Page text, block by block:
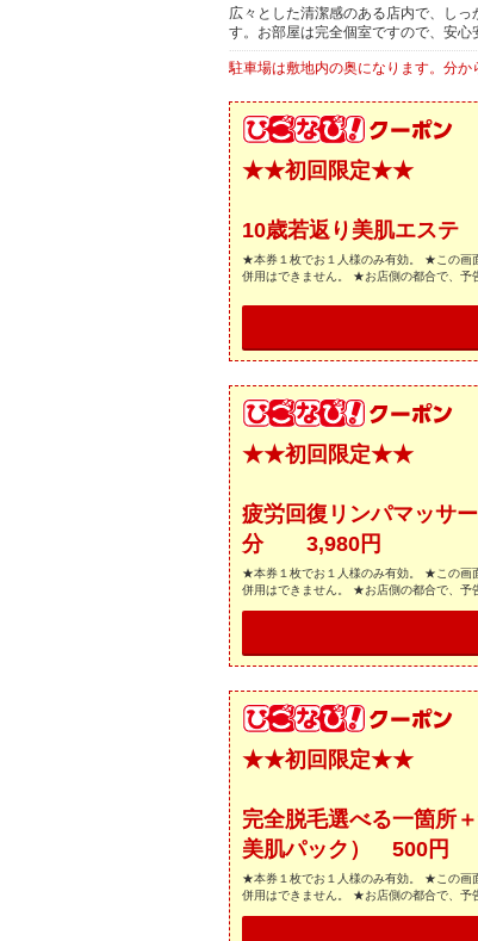
広々とした清潔感のある店内で、し
す。お部屋は完全個室ですので、安心
駐車場は敷地内の奥になります。分か
★★初回限定★★
10歳若返り美肌エス
★本券１枚でお１人様のみ有効。 ★この画
併用はできません。 ★お店側の都合で、予
★★初回限定★★
疲労回復リンパマッサ
分 3,980円
★本券１枚でお１人様のみ有効。 ★この画
併用はできません。 ★お店側の都合で、予
★★初回限定★★
完全脱毛選べる一箇所
美肌パック） 500円
★本券１枚でお１人様のみ有効。 ★この画
併用はできません。 ★お店側の都合で、予